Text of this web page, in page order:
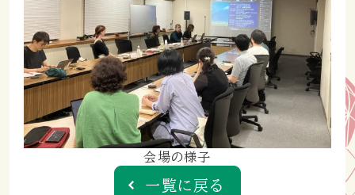
会場の様子
一覧に戻る